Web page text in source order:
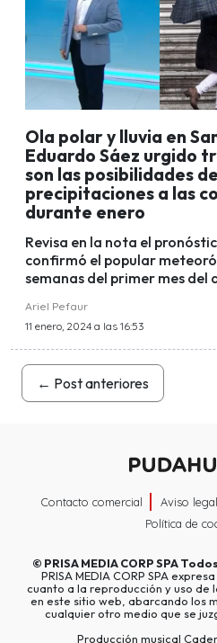
Ola polar y lluvia en
Eduardo Sáez urgido
son las posibilidades
precipitaciones a las
durante enero
Revisa en la nota el
confirmó el popular
semanas del primer mes del
Ariel Pefaur
11 enero, 2024 a las 16:53
← Post anteriores
Contacto comercial Aviso legal
Política de
© PRISA MEDIA CORP SPA
PRISA MEDIA CORP SPA
cuanto a la reproducción y uso de
en este sitio web, abarcando los
cualquier otro medio que se
Producción musical